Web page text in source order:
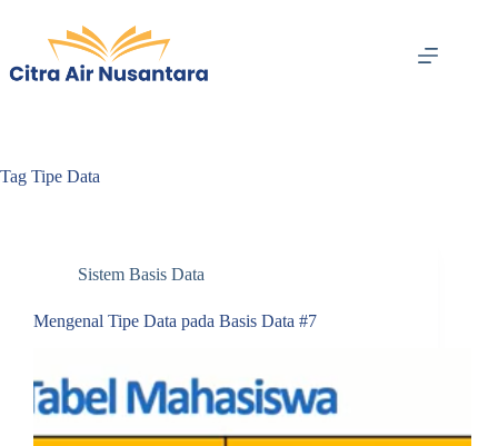
content
Tag Tipe Data
Sistem Basis Data
Mengenal Tipe Data pada Basis Data #7